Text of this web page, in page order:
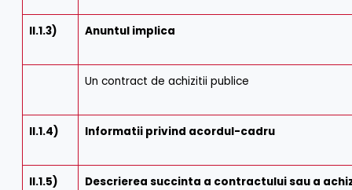
II.1.3) Anuntul implica
Un contract de achizitii publice
II.1.4) Informatii privind acordul-cadru
II.1.5) Descrierea succinta a contractului sau a